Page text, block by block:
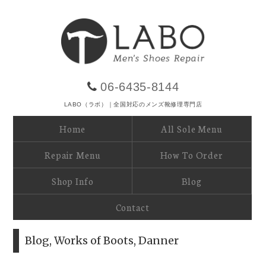
06-6435-8144
LABO（ラボ）｜全国対応のメンズ靴修理専門店
Home All Sole Menu
Repair Menu How To Order
Shop Info Blog
Contact
Blog,Works of Boots,Danner